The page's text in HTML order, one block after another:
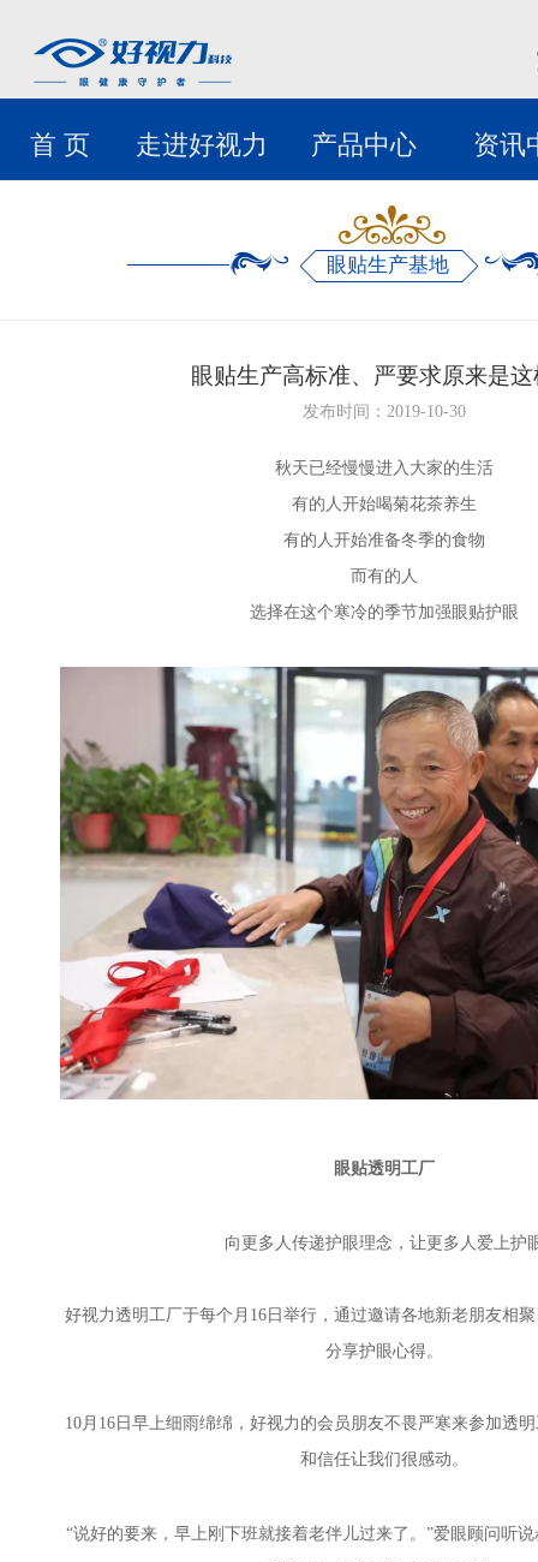
首 页 走进好视力 产品中心 资讯
眼贴生产基地
眼贴生产高标准、严要求原来是这
发布时间：2019-10-30
秋天已经慢慢进入大家的生活
有的人开始喝菊花茶养生
有的人开始准备冬季的食物
而有的人
选择在这个寒冷的季节加强眼贴护眼
眼贴透明工厂
向更多人传递护眼理念，让更多人爱上护
好视力透明工厂于每个月16日举行，通过邀请各地新老朋友相
分享护眼心得。
10月16日早上细雨绵绵，好视力的会员朋友不畏严寒来参加透
和信任让我们很感动。
“说好的要来，早上刚下班就接着老伴儿过来了。”爱眼顾问听